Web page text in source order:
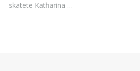
skatete Katharina …